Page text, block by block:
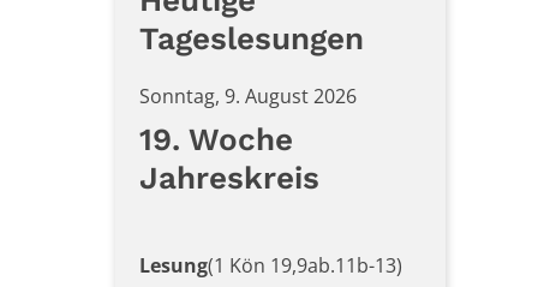
Tageslesungen
Sonntag, 9. August 2026
19. Woche
Jahreskreis
Lesung(1 Kön 19,9ab.11b-13)